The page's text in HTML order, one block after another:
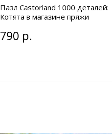
Пазл Castorland 1000 деталей:
Котята в магазине пряжи
790 р.